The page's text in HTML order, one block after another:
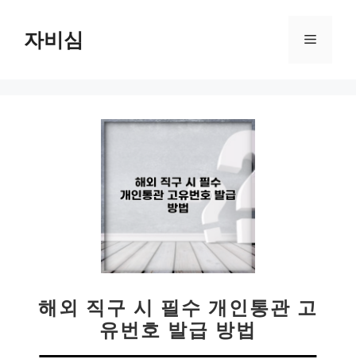
자비심 메
해외 직구 시 필수 개인통관 고
유번호 발급 방법